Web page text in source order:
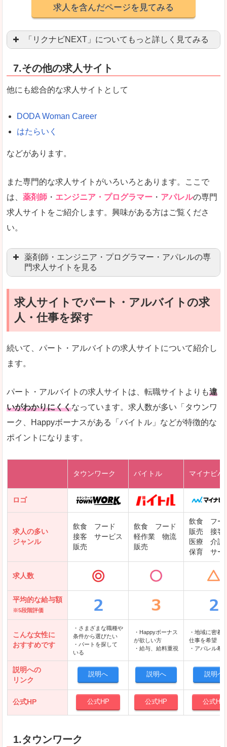
求人を含んだページを見てみる
「リクナビNEXT」についてもっと詳しく見てみる
良いところ
悪いところ
未経験 未経験の求人もあります
営業職を探している方にとっては、有利なサイト
検索人気キーワードの上位が「40代」「50代」
使いやすさ
文字が大きくて見やすいです。
求人を含んだページを見てみる
7.その他の求人サイト
他にも総合的な求人サイトとして
DODA Woman Career
はたらいく
などがあります。
また専門的な求人サイトがいろいろとあります。ここで
は、 薬剤師 ・ エンジニア・プログラマー ・ アパレルの専門
求人サイトをご紹介します。興味がある方はご覧くださ
い。
薬剤師・エンジニア・プログラマー・アパレルの専
門求人サイトを見る
マイナビ薬剤師
リクナビ薬剤師
ファルマスタッフ
薬キャリ(エムスリー)
ファーマキャリア
レバテックキャリア
DODAエンジニア IT
クリーデンス
テンプスタッフ
アパレル転職なび
求人サイトでパート・アルバイトの求
人・仕事を探す
続いて、パート・アルバイトの求人サイトについて紹介し
ます。
パート・アルバイトの求人サイトは、転職サイトよりも違
いがわかりにくくなっています。求人数が多い「タウンワ
ーク、Happyボーナスがある「バイトル」などが特徴的な
ポイントになります。
タウンワーク バイトル マイナビバ
ロゴ
求人の多い
ジャンル
飲食 フード
接客 サービス
販売
飲食 フード
軽作業 物流
販売
飲食 フー
販売 接客
医療 介護
保育 サー
求人数
平均的な給与額
※5段階評価
こんな女性に
おすすめです
・さまざまな職種や
条件から選びたい
・パートを探して
いる
・Happyボーナス
が欲しい方
・給与、給料重視
・地域に密着
仕事を希望
・アパレル希
説明への
リンク
説明へ 説明へ 説明へ
公式HP 公式HP 公式HP 公式HP
1.タウンワーク